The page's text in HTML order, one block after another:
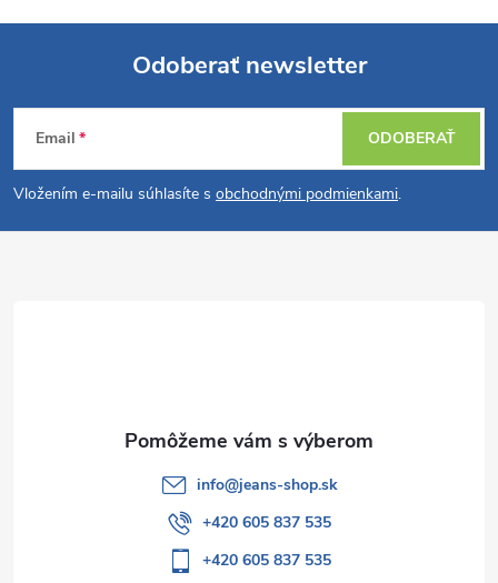
Z
á
p
Odoberať newsletter
Email
Vložením e-mailu súhlasíte s obchodnými podmienkami.
ODOBERAŤ
info@jeans-shop.sk
+420 605 837 535
+420 605 837 535